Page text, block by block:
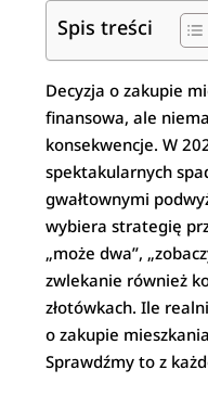
Spis treści
Decyzja o zakupie
finansowa, ale
konsekwencje. W
spektakularnych
gwałtownymi
wybiera strategię
„może dwa”,
zwlekanie również
złotówkach. Ile
o zakupie
Sprawdźmy to z